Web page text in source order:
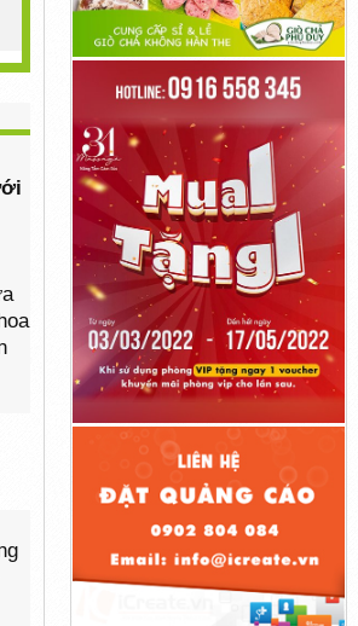
Layer Nữ...
700,000đ
Không...
700,000đ